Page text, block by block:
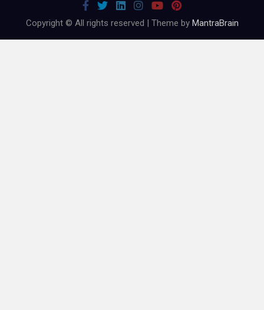
Copyright © All rights reserved | Theme by MantraBrain